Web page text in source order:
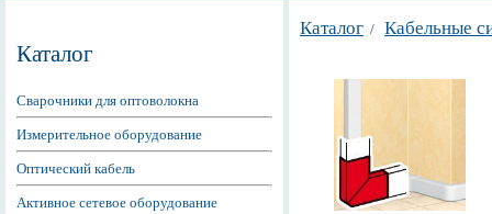
Каталог
Сварочники для оптоволокна
Измерительное оборудование
Оптический кабель
Активное сетевое оборудование
Каталог / Кабельные